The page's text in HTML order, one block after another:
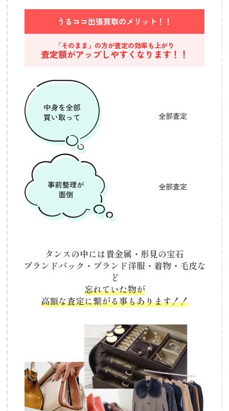
うるココ出張買取のメリット！！
「そのまま」の方が査定の効率も上がり
査定額がアップしやすくなります！！
全部査定
全部査定
タンスの中には貴金属・形見の宝石
ブランドバック・ブランド洋服・着物・毛皮な
ど
忘れていた物が
高額な査定に繋がる事もあります！！